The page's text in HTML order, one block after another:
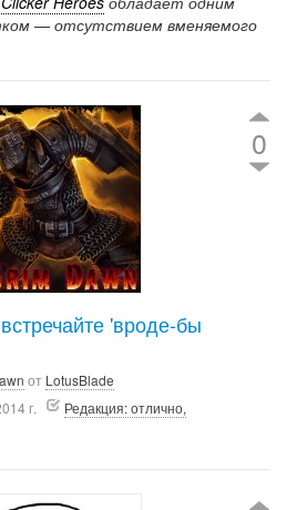
— отсутствием вменяемого
0
'вроде-бы
от LotusBlade
г.
Редакция: отлично,